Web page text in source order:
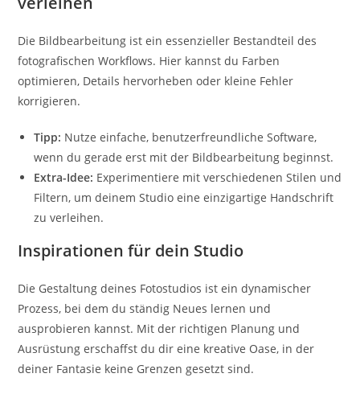
Die Bildbearbeitung ist ein essenzieller Bestandteil des
fotografischen Workflows. Hier kannst du Farben
optimieren, Details hervorheben oder kleine Fehler
korrigieren.
Tipp: Nutze einfache, benutzerfreundliche Software,
wenn du gerade erst mit der Bildbearbeitung beginnst.
Extra-Idee: Experimentiere mit verschiedenen Stilen und
Filtern, um deinem Studio eine einzigartige Handschrift
zu verleihen.
Inspirationen für dein Studio
Die Gestaltung deines Fotostudios ist ein dynamischer
Prozess, bei dem du ständig Neues lernen und
ausprobieren kannst. Mit der richtigen Planung und
Ausrüstung erschaffst du dir eine kreative Oase, in der
deiner Fantasie keine Grenzen gesetzt sind.